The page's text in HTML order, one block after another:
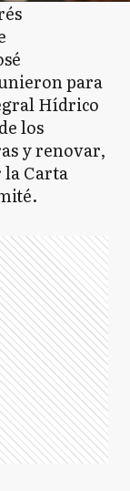
para
Hídrico
los
y renovar,
la Carta